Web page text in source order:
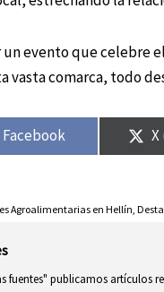
un evento que
vasta comarca, todo
Facebook
fuentes" publicamos artículos